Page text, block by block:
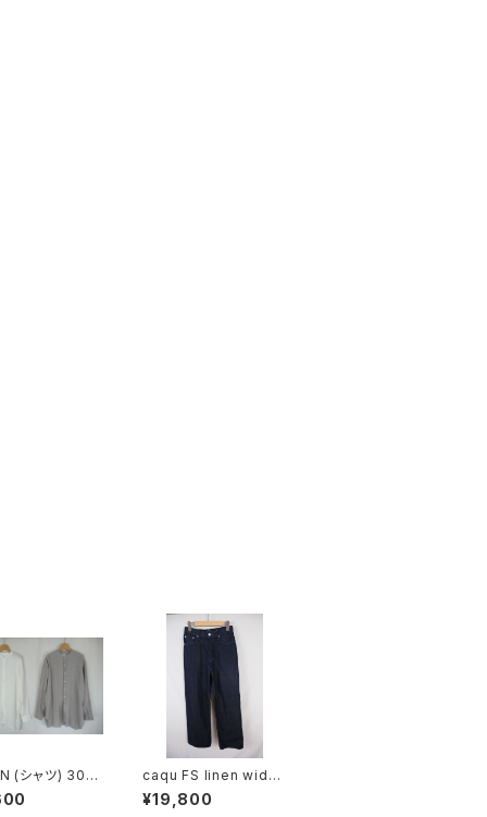
(シャツ) 30s
PLAIN OVER
BANDE
caqu FS linen wide
boy`s コットン リネン
ワイド デニム WOMEN
¥19,800